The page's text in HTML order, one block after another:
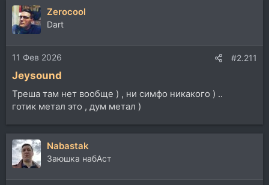
А щас распробовал - как механизм отлаженный
пружинящий фигачит (от Coroner было подобное
ощущение).
Zerocool
Dart
11 Фев 2026 #2.211
Jeysound
Треша там нет вообще ) , ни симфо никакого ) ..
готик метал это , дум метал )
Nabastak
Заюшка набАст